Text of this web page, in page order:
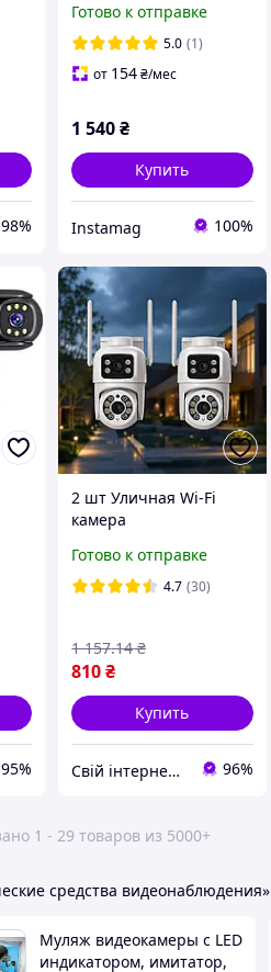
98%
View 8MP BESDER A20H
Готово к отправке
5.0 (1)
от 154₴/мес
1 540₴
Купить
Instamag 100%
/
95%
2 шт Уличная Wi-Fi
камера
Q13 / Поворотная
камера с двойной
Готово к отправке
4.7 (30)
810₴
1 157.14 ₴
Купить
Свій інтернет магазин 96%
1 - 29 товаров из 5000+
средства видеонаблюдения»
Муляж видеокамеры с LED
индикатором, имитатор,